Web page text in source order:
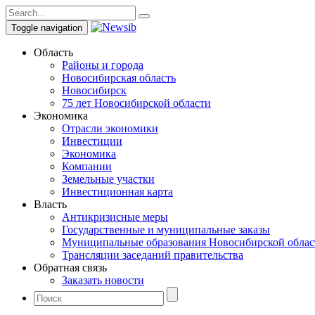
Toggle navigation
Область
Районы и города
Новосибирская область
Новосибирск
75 лет Новосибирской области
Экономика
Отрасли экономики
Инвестиции
Экономика
Компании
Земельные участки
Инвестиционная карта
Власть
Антикризисные меры
Государственные и муниципальные заказы
Муниципальные образования Новосибирской
Трансляции заседаний правительства
Обратная связь
Заказать новости